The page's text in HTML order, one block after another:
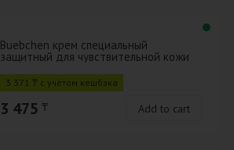
Buebchen крем специальный
защитный для чувствительной кожи
3 371 ₸ с учётом кешбэка
3 475 ₸ Add to cart